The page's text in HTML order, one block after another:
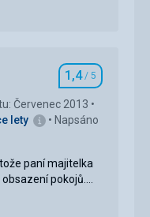
5,0/ 5
nevyužili.
Hodnocení
1,4/ 5
Červenec 2013
lety
Napsáno
paní majitelka
pokojů.
přeplněná,
paní majitelka